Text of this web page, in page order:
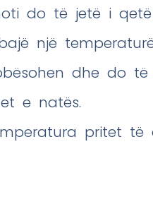
do të jetë i
një
dhe do
e natës.
pritet të